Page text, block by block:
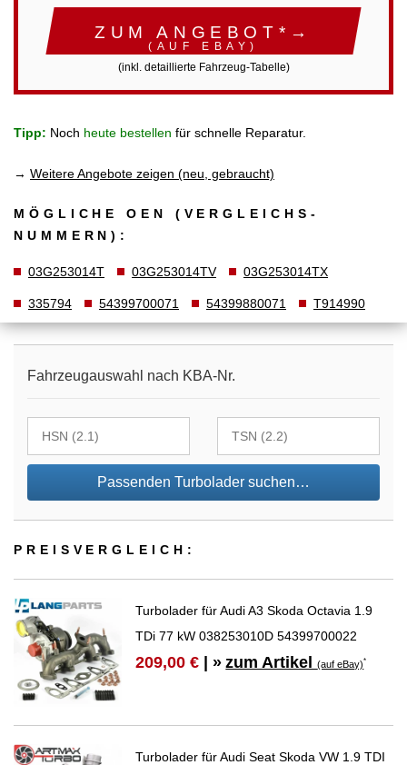
ZUM ANGEBOT*→
(AUF EBAY)
(inkl. detaillierte Fahrzeug-Tabelle)
Tipp: Noch heute bestellen für schnelle Reparatur.
→ Weitere Angebote zeigen (neu, gebraucht)
MÖGLICHE OEN (VERGLEICHS­
NUMMERN):
03G253014T 03G253014TV 03G253014TX
335794 54399700071 54399880071 T914990
Fahrzeugauswahl nach KBA-Nr.
Passenden Turbolader suchen…
PREIS­VER­GLEICH:
Turbolader für Audi A3 Skoda Octavia 1.9
TDi 77 kW 038253010D 54399700022
209,00 € | » zum Artikel(auf eBay)*
Turbolader für Audi Seat Skoda VW 1.9 TDI